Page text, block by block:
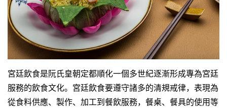
宮廷飲食是阮氏皇朝定都順化一個多世紀逐漸形成專為宮廷
服務的飲食文化。宮廷飲食要遵守諸多的清規戒律，表現為
從食料供應、製作、加工到餐飲服務，餐桌、餐具的使用等